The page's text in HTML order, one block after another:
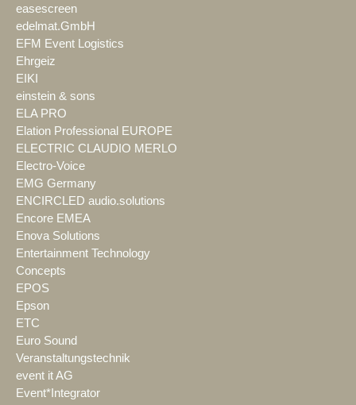
easescreen
edelmat.GmbH
EFM Event Logistics
Ehrgeiz
EIKI
einstein & sons
ELA PRO
Elation Professional EUROPE
ELECTRIC CLAUDIO MERLO
Electro-Voice
EMG Germany
ENCIRCLED audio.solutions
Encore EMEA
Enova Solutions
Entertainment Technology
Concepts
EPOS
Epson
ETC
Euro Sound
Veranstaltungstechnik
event it AG
Event*Integrator